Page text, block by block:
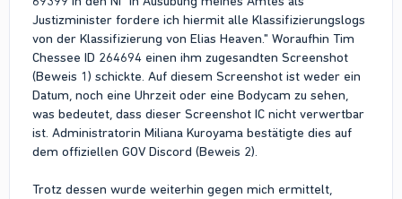
Justizminister fordere ich hiermit alle Klassifizierungslogs
von der Klassifizierung von Elias Heaven." Woraufhin Tim
Chessee ID 264694 einen ihm zugesandten Screenshot
(Beweis 1) schickte. Auf diesem Screenshot ist weder ein
Datum, noch eine Uhrzeit oder eine Bodycam zu sehen,
was bedeutet, dass dieser Screenshot IC nicht verwertbar
ist. Administratorin Miliana Kuroyama bestätigte dies auf
dem offiziellen GOV Discord (Beweis 2).
Trotz dessen wurde weiterhin gegen mich ermittelt,